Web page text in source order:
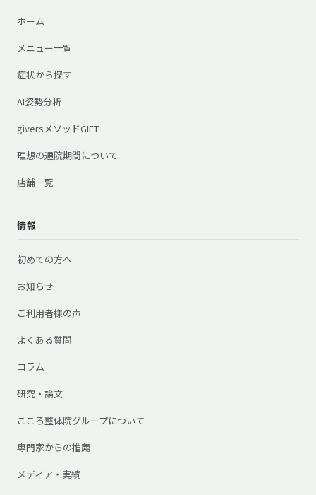
ホーム
メニュー一覧
症状から探す
AI姿勢分析
giversメソッドGIFT
理想の通院期間について
店舗一覧
情報
初めての方へ
お知らせ
ご利用者様の声
よくある質問
コラム
研究・論文
こころ整体院グループについて
専門家からの推薦
メディア・実績